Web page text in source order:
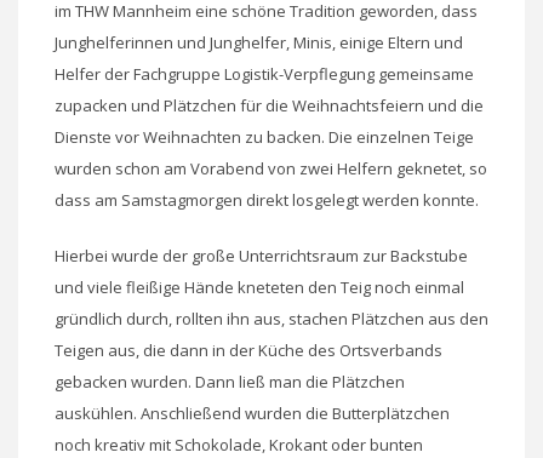
im THW Mannheim eine schöne Tradition geworden, dass
Junghelferinnen und Junghelfer, Minis, einige Eltern und
Helfer der Fachgruppe Logistik-Verpflegung gemeinsame
zupacken und Plätzchen für die Weihnachtsfeiern und die
Dienste vor Weihnachten zu backen. Die einzelnen Teige
wurden schon am Vorabend von zwei Helfern geknetet, so
dass am Samstagmorgen direkt losgelegt werden konnte.
Hierbei wurde der große Unterrichtsraum zur Backstube
und viele fleißige Hände kneteten den Teig noch einmal
gründlich durch, rollten ihn aus, stachen Plätzchen aus den
Teigen aus, die dann in der Küche des Ortsverbands
gebacken wurden. Dann ließ man die Plätzchen
auskühlen. Anschließend wurden die Butterplätzchen
noch kreativ mit Schokolade, Krokant oder bunten